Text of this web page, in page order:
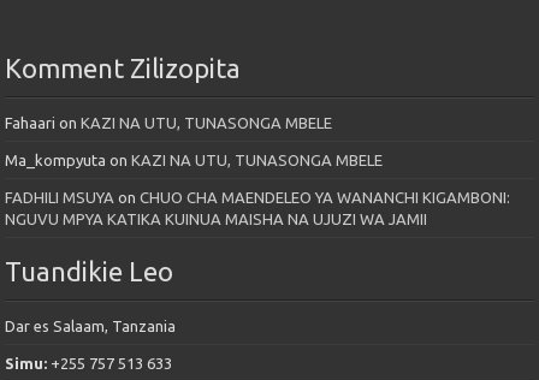
Komment Zilizopita
Fahaari onKAZI NA UTU, TUNASONGA MBELE
Ma_kompyuta onKAZI NA UTU, TUNASONGA MBELE
FADHILI MSUYA onCHUO CHA MAENDELEO YA WANANCHI KIGAMBONI:
NGUVU MPYA KATIKA KUINUA MAISHA NA UJUZI WA JAMII
Tuandikie Leo
Dar es Salaam, Tanzania
Simu: +255 757 513 633